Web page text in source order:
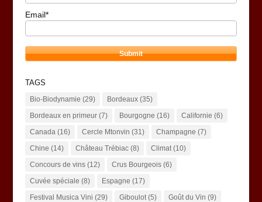
Email*
TAGS
Bio-Biodynamie (29) Bordeaux(35)
Bordeaux en primeur(7) Bourgogne (16) Californie (6)
Canada(16) Cercle Mtonvin (31) Champagne (7)
Chine (14) Château Trébiac(8) Climat(10)
Concours de vins(12) Crus Bourgeois(6)
Cuvée spéciale (8) Espagne (17)
Festival Musica Vini (29) Giboulot(5) Goût du Vin (9)